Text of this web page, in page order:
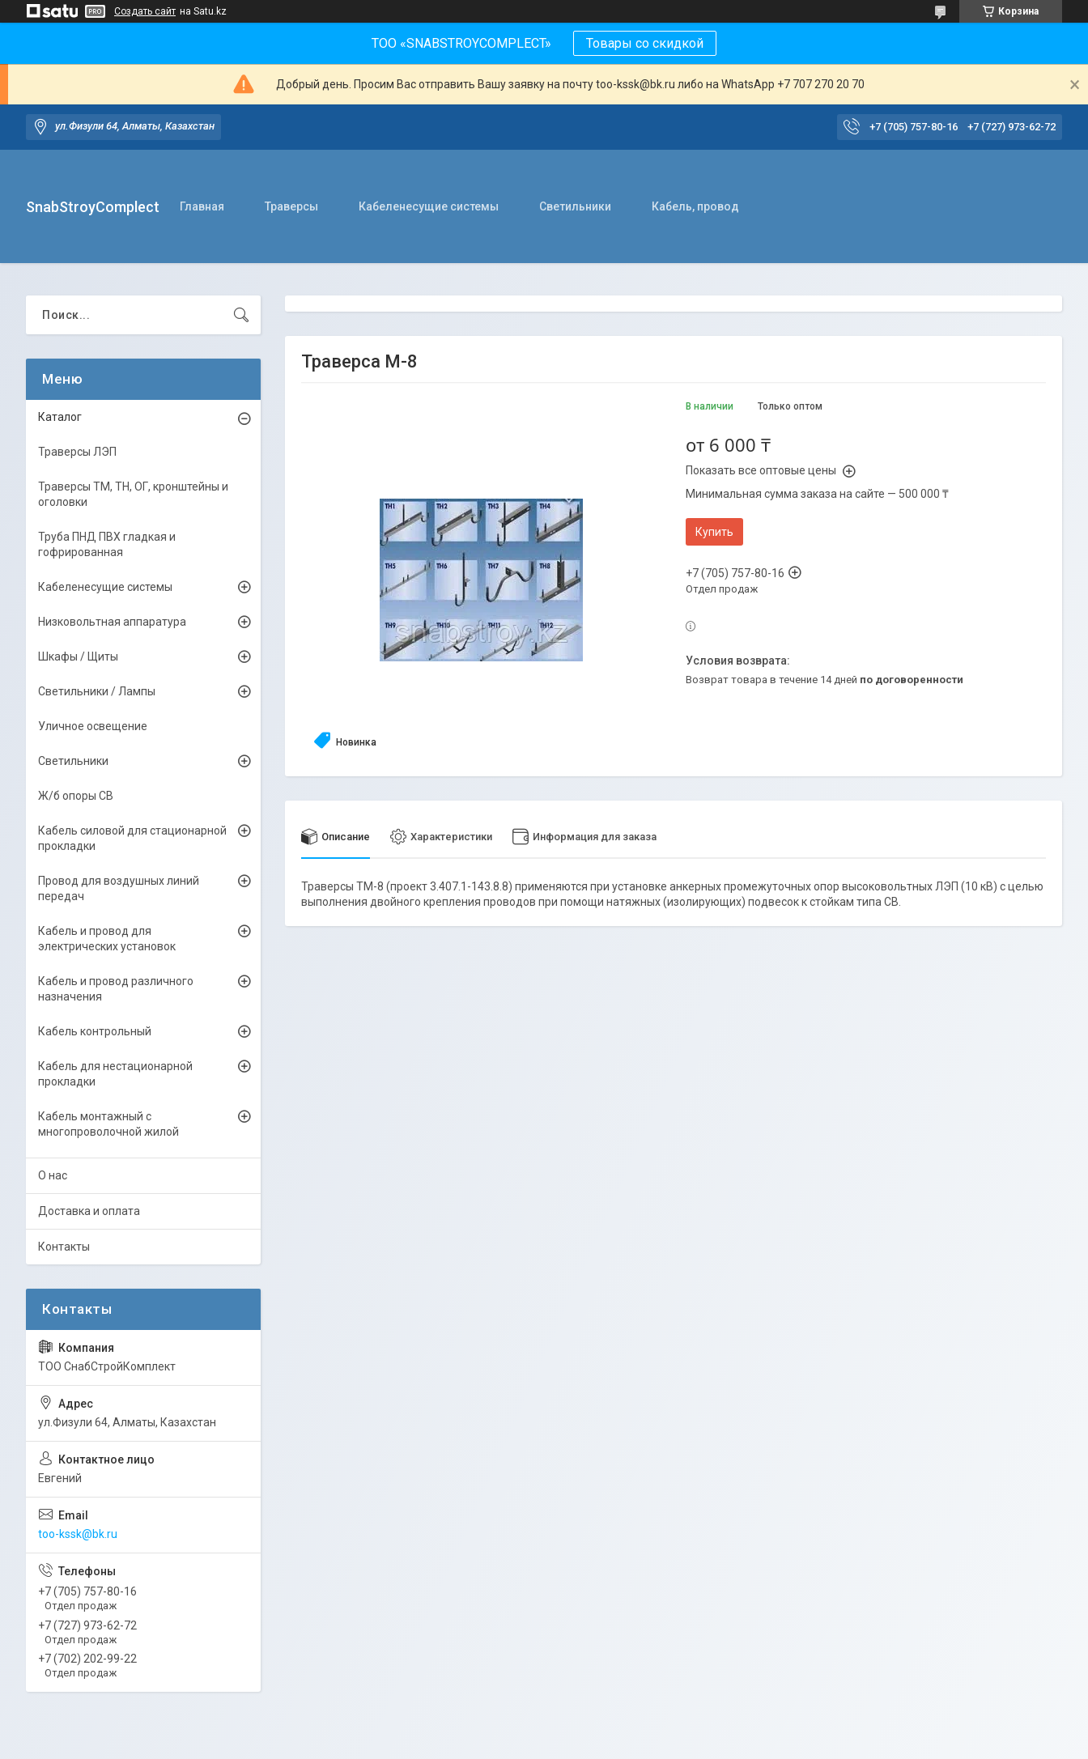
Создать сайт на Satu.kz Корзина
ТОО «SNABSTROYCOMPLECT» Товары со скидкой
Добрый день. Просим Вас отправить Вашу заявку на почту too-kssk@bk.ru либо на WhatsApp +7 707 270 20 70
ул.Физули 64, Алматы, Казахстан +7 (705) 757-80-16 +7 (727) 973-62-72
SnabStroyComplect Главная Траверсы Кабеленесущие системы Светильники Кабель, провод
Траверса М-8
Новинка
В наличии Только оптом
от 6 000 ₸
Показать все оптовые цены
Минимальная сумма заказа на сайте — 500 000 ₸
Купить
+7 (705) 757-80-16
Отдел продаж
возврат товара в течение 14 дней по договоренности
Описание Характеристики Информация для заказа
Траверсы ТМ-8 (проект 3.407.1-143.8.8) применяются при установке анкерных промежуточных опор высоковольтных ЛЭП (10 кВ) с целью
выполнения двойного крепления проводов при помощи натяжных (изолирующих) подвесок к стойкам типа СВ.
Каталог
Траверсы ЛЭП
Траверсы ТМ, ТН, ОГ, кронштейны и
оголовки
Труба ПНД ПВХ гладкая и
гофрированная
Кабеленесущие системы
Низковольтная аппаратура
Шкафы / Щиты
Светильники / Лампы
Уличное освещение
Светильники
Ж/б опоры СВ
Кабель силовой для стационарной
прокладки
Провод для воздушных линий
передач
Кабель и провод для
электрических установок
Кабель и провод различного
назначения
Кабель контрольный
Кабель для нестационарной
прокладки
Кабель монтажный с
многопроволочной жилой
О нас
Доставка и оплата
Контакты
ТОО СнабСтройКомплект
ул.Физули 64, Алматы, Казахстан
Евгений
too-kssk@bk.ru
+7 (705) 757-80-16
Отдел продаж
+7 (727) 973-62-72
Отдел продаж
+7 (702) 202-99-22
Отдел продаж